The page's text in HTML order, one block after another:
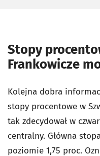
Stopy
Frankowicze
Kolejna dobra
stopy procentowe w
tak zdecydował w
centralny. Główna
poziomie 1,75 proc.